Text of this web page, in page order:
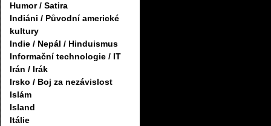
Humor / Satira
Indiáni / Původní americké
kultury
Indie / Nepál / Hinduismus
Informační technologie / IT
Irán / Irák
Irsko / Boj za nezávislost
Islám
Island
Itálie